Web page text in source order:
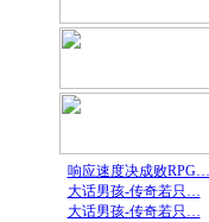
响应速度决成败RPG…
大话男孩-传奇若只…
大话男孩-传奇若只…